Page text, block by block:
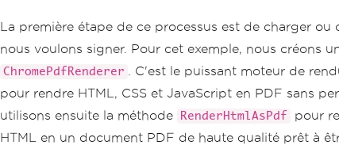
La première étape de ce processus est de charger ou
nous voulons signer. Pour cet exemple, nous créons
ChromePdfRenderer
. C'est le puissant moteur de
pour rendre HTML, CSS et JavaScript en PDF sans
utilisons ensuite la méthode
RenderHtmlAsPdf
pour
HTML en un document PDF de haute qualité prêt à